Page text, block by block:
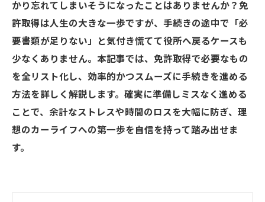
かり忘れてしまいそうになったことはありませんか？免
許取得は人生の大きな一歩ですが、手続きの途中で「必
要書類が足りない」と気付き慌てて役所へ戻るケースも
少なくありません。本記事では、免許取得で必要なもの
を全リスト化し、効率的かつスムーズに手続きを進める
方法を詳しく解説します。確実に準備しミスなく進める
ことで、余計なストレスや時間のロスを大幅に防ぎ、理
想のカーライフへの第一歩を自信を持って踏み出せま
す。